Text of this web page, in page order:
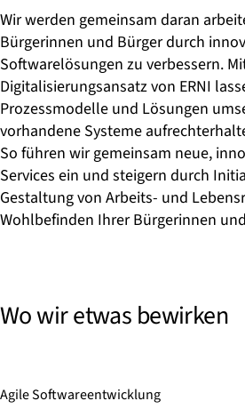
Wir werden gemeinsam daran
Bürgerinnen und Bürger durch
Softwarelösungen zu verbessern.
Digitalisierungsansatz von ERNI
Prozessmodelle und Lösungen
vorhandene Systeme
So führen wir gemeinsam neue,
Services ein und steigern durch
Gestaltung von Arbeits- und
Wohlbefinden Ihrer Bürgerinnen
Wo wir etwas bewirken
Agile Softwareentwicklung